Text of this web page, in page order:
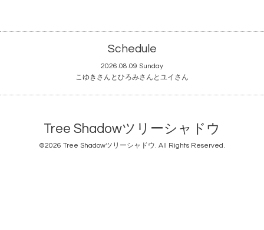
Schedule
2026.08.09 Sunday
こゆきさんとひろみさんとユイさん
Tree Shadowツリーシャドウ
©2026 Tree Shadowツリーシャドウ. All Rights Reserved.